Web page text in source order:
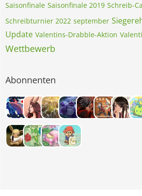
Saisonfinale Saisonfinale 2019 Schreib-
Schreibturnier 2022 september
Update Valentins-Drabble-Aktion
Wettbewerb
Abonnenten